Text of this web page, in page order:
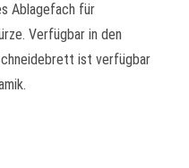
Ablagefach für
Verfügbar in den
ist verfügbar